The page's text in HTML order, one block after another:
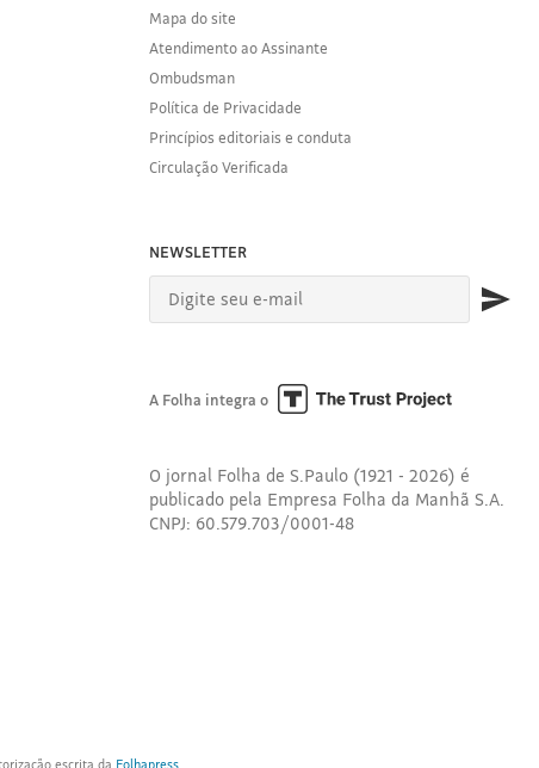
Mapa do site
Atendimento ao Assinante
Ombudsman
Política de Privacidade
Princípios editoriais e conduta
Circulação Verificada
NEWSLETTER
A Folha integra o
O jornal Folha de S.Paulo (1921 - 2026) é
publicado pela Empresa Folha da Manhã S.A.
CNPJ: 60.579.703/0001-48